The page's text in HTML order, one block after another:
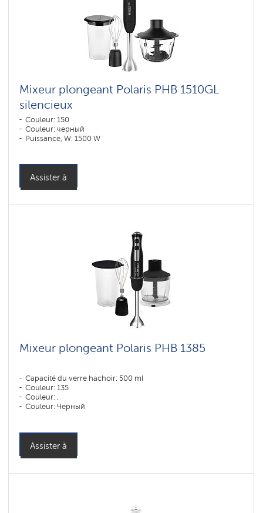
Mixeur plongeant Polaris PHB 1510GL
silencieux
Couleur: 150
Couleur: черный
Puissance, W: 1500 W
Assister à
Mixeur plongeant Polaris PHB 1385
Capacité du verre hachoir: 500 ml
Couleur: 135
Couleur: ,
Couleur: Черный
Assister à